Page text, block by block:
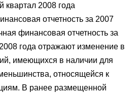
2008 года
отчетность за 2007
финансовая отчетность за
года отражают изменение в
имеющихся в наличии для
относящейся к
В ранее размещенной